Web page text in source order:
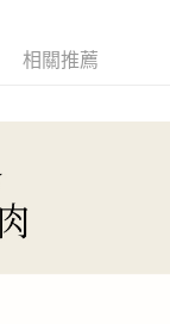
相關推薦